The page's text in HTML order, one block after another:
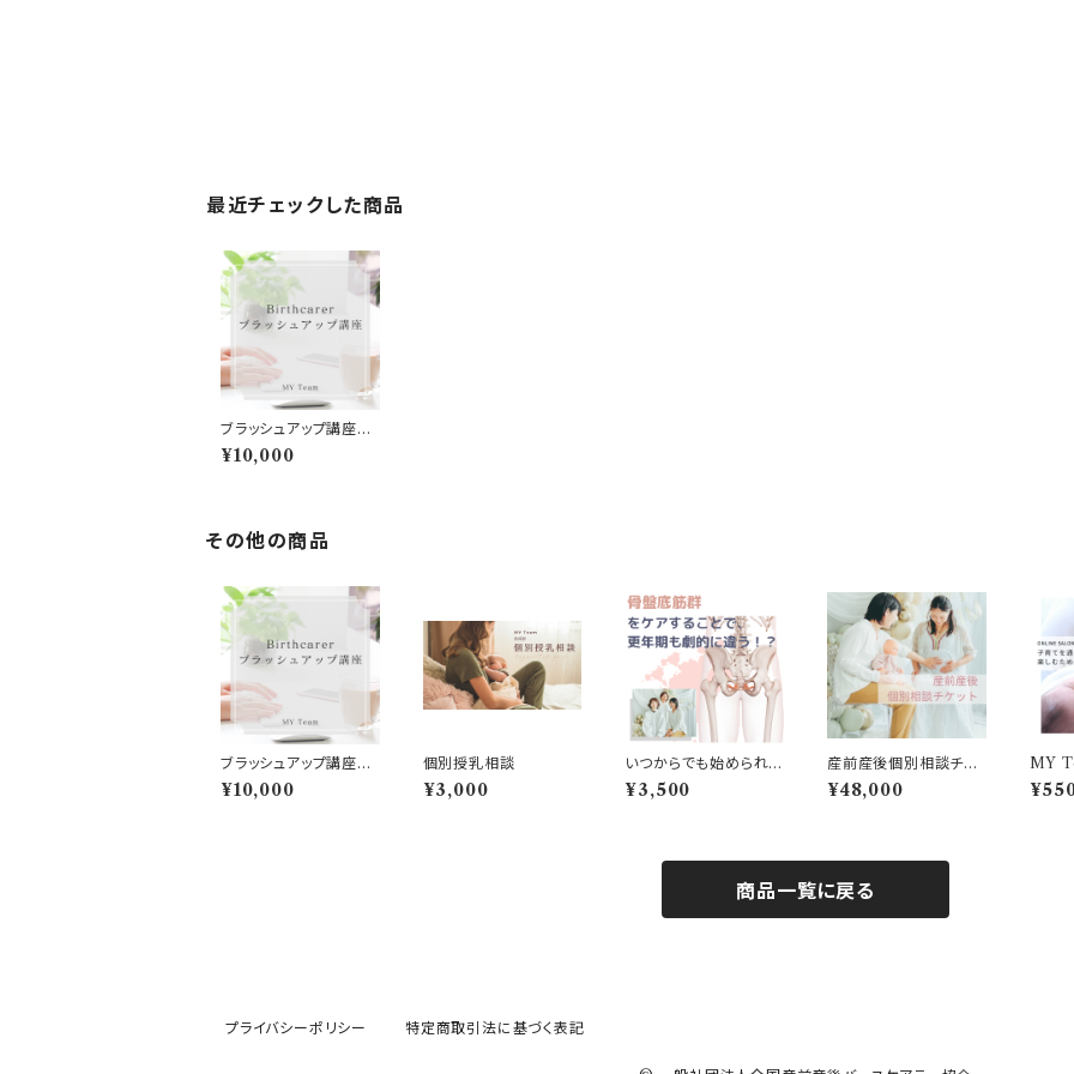
最近チェックした商品
ブラッシュアップ講座20
26
¥10,000
その他の商品
ブラッシュアップ講座20
26
¥10,000
個別授乳相談
¥3,000
いつからでも始められる
骨盤底筋セルフケア
¥3,500
産前産後個別相談チケ
ット10枚
¥48,000
MY
on
商品一覧に戻る
プライバシーポリシー 特定商取引法に基づく表記